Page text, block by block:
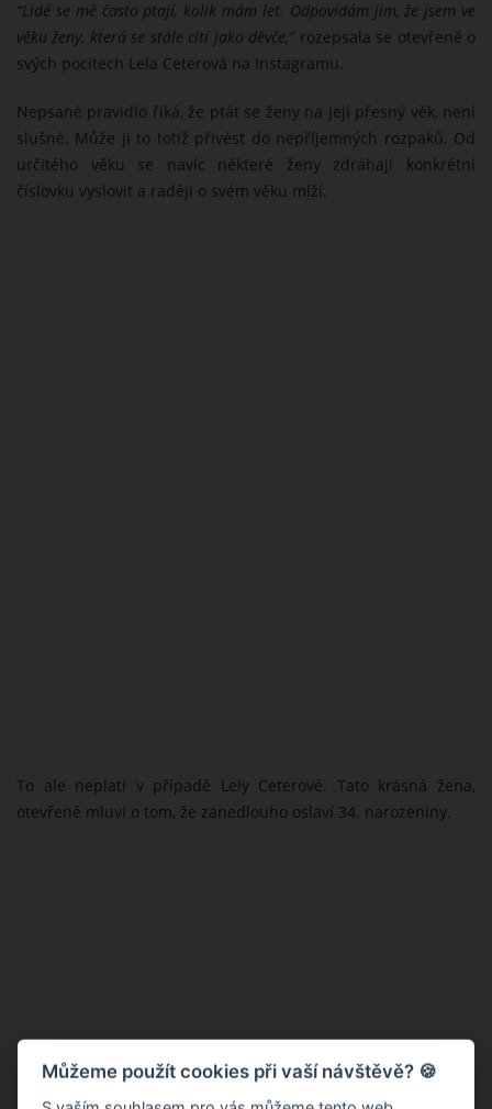
“Lidé se mě často ptají, kolik mám let. Odpovídám jim, že jsem ve
věku ženy, která se stále cítí jako děvče,”rozepsala se otevřeně o
svých pocitech Lela Ceterová na Instagramu.
Nepsané pravidlo říká, že ptát se ženy na její přesný věk, není
slušné. Může ji to totiž přivést do nepříjemných rozpaků. Od
určitého věku se navíc některé ženy zdráhají konkrétní
číslovku vyslovit a raději o svém věku mlží.
To ale neplatí v případě Lely Ceterové. Tato krásná žena,
otevřeně mluví o tom, že zanedlouho oslaví 34. narozeniny.
Můžeme použít cookies při vaší návštěvě? 🍪